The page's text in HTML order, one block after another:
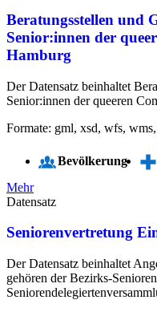
Beratungsstellen und
Senior:innen der
Hamburg
Der Datensatz beinhaltet
Senior:innen der queeren
Formate: gml, xsd, wfs,
Bevölkerung
Mehr
Datensatz
Seniorenvertretung
Der Datensatz beinhaltet
gehören der Bezirks-